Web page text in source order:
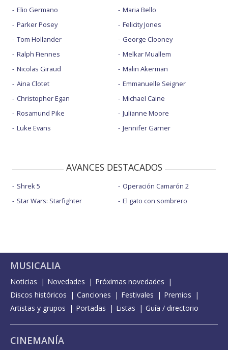
Elio Germano
Parker Posey
Tom Hollander
Ralph Fiennes
Nicolas Giraud
Aina Clotet
Christopher Egan
Rosamund Pike
Luke Evans
Maria Bello
Felicity Jones
George Clooney
Melkar Muallem
Malin Akerman
Emmanuelle Seigner
Michael Caine
Julianne Moore
Jennifer Garner
AVANCES DESTACADOS
Shrek 5
Star Wars: Starfighter
Operación Camarón 2
El gato con sombrero
MUSICALIA
Noticias Novedades
Próximas novedades
Discos históricos
Canciones Festivales
Premios
Artistas y grupos
Portadas Listas Guía / directorio
CINEMANÍA